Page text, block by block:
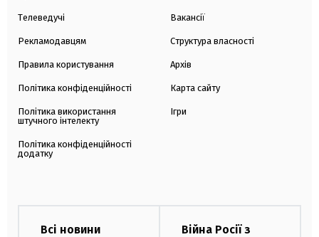
Телеведучі
Рекламодавцям
Правила користування
Політика конфіденційності
Політика використання
штучного інтелекту
Політика конфіденційності
додатку
Вакансії
Структура власності
Архів
Карта сайту
Ігри
Всі новини
Війна Росії з